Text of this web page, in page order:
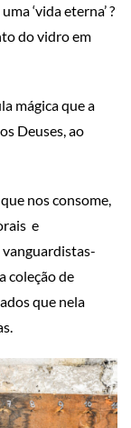
‘vida eterna’ ?
do vidro em
mágica que a
Deuses, ao
nos consome,
e
vanguardistas-
coleção de
que nela